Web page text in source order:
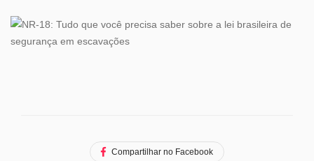
Compartilhar no Facebook